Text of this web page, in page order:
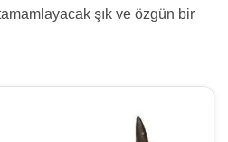
şık ve özgün bir